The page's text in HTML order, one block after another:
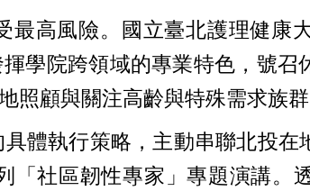
高風險。國立臺北護理健康
學院跨領域的專業特色，號
照顧與關注高齡與特殊需求族群
體執行策略，主動串聯北投在
社區韌性專家」專題演講。